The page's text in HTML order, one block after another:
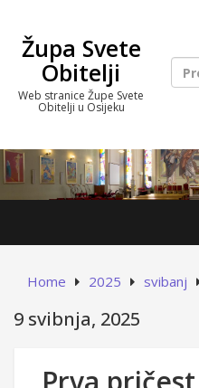
contentŽupa Svete
Obitelji
Web stranice Župe Svete
Obitelji u Osijeku
Home 2025 svibanj
9 svibnja, 2025